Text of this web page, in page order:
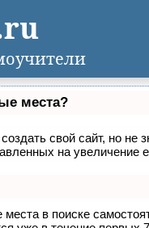
места?
свой сайт, но не
на увеличение
в поиске